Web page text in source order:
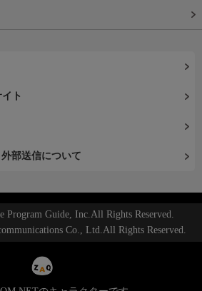
ト
部送信について
Program Guide, Inc.All Rights Reserved.
Co., Ltd.All Rights Reserved.